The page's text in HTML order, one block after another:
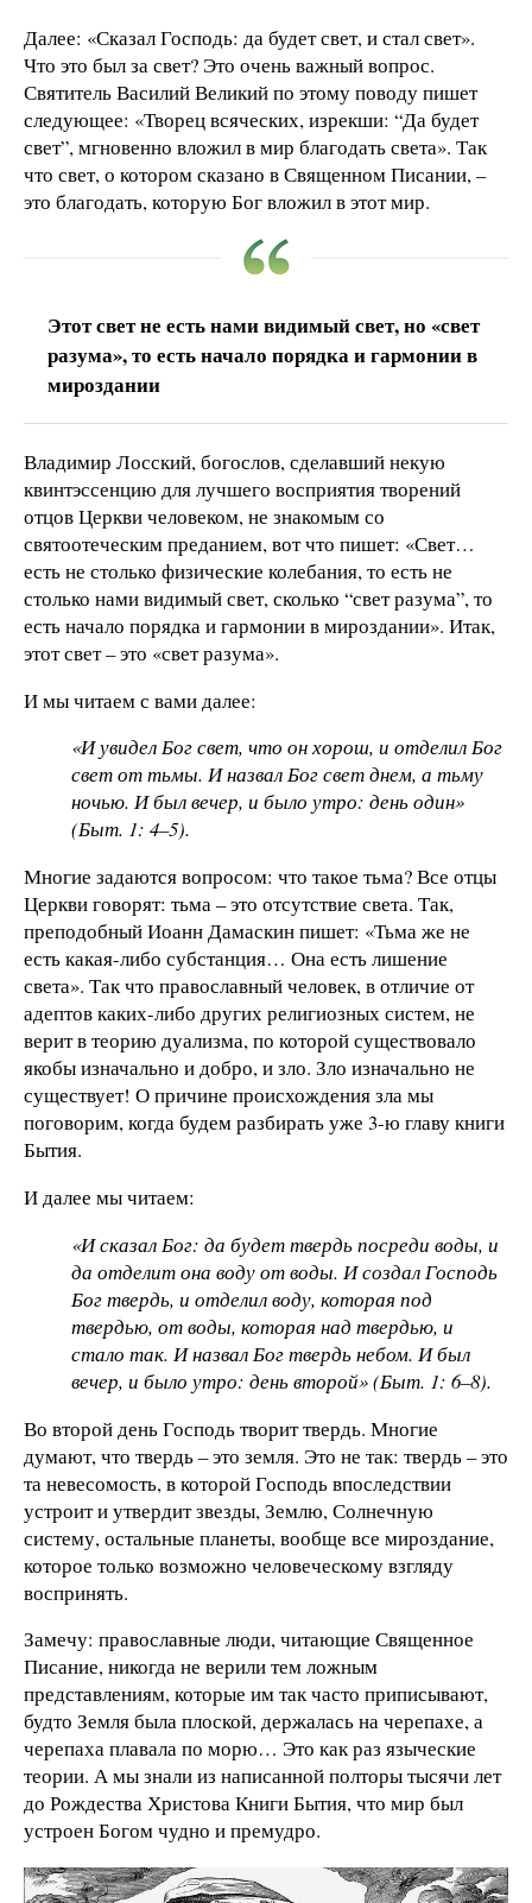
Далее: «Сказал Господь: да будет свет, и стал свет».
Что это был за свет? Это очень важный вопрос.
Святитель Василий Великий по этому поводу пишет
следующее: «Творец всяческих, изрекши: “Да будет
свет”, мгновенно вложил в мир благодать света». Так
что свет, о котором сказано в Священном Писании, –
это благодать, которую Бог вложил в этот мир.
Этот свет не есть нами видимый свет, но «свет
разума», то есть начало порядка и гармонии в
мироздании
Владимир Лосский, богослов, сделавший некую
квинтэссенцию для лучшего восприятия творений
отцов Церкви человеком, не знакомым со
святоотеческим преданием, вот что пишет: «Свет…
есть не столько физические колебания, то есть не
столько нами видимый свет, сколько “свет разума”, то
есть начало порядка и гармонии в мироздании». Итак,
этот свет – это «свет разума».
И мы читаем с вами далее:
«И увидел Бог свет, что он хорош, и отделил Бог
свет от тьмы. И назвал Бог свет днем, а тьму
ночью. И был вечер, и было утро: день один»
(Быт. 1: 4–5).
Многие задаются вопросом: что такое тьма? Все отцы
Церкви говорят: тьма – это отсутствие света. Так,
преподобный Иоанн Дамаскин пишет: «Тьма же не
есть какая-либо субстанция… Она есть лишение
света». Так что православный человек, в отличие от
адептов каких-либо других религиозных систем, не
верит в теорию дуализма, по которой существовало
якобы изначально и добро, и зло. Зло изначально не
существует! О причине происхождения зла мы
поговорим, когда будем разбирать уже 3-ю главу книги
Бытия.
И далее мы читаем:
«И сказал Бог: да будет твердь посреди воды, и
да отделит она воду от воды. И создал Господь
Бог твердь, и отделил воду, которая под
твердью, от воды, которая над твердью, и
стало так. И назвал Бог твердь небом. И был
вечер, и было утро: день второй» (Быт. 1: 6–8).
Во второй день Господь творит твердь. Многие
думают, что твердь – это земля. Это не так: твердь – это
та невесомость, в которой Господь впоследствии
устроит и утвердит звезды, Землю, Солнечную
систему, остальные планеты, вообще все мироздание,
которое только возможно человеческому взгляду
воспринять.
Замечу: православные люди, читающие Священное
Писание, никогда не верили тем ложным
представлениям, которые им так часто приписывают,
будто Земля была плоской, держалась на черепахе, а
черепаха плавала по морю… Это как раз языческие
теории. А мы знали из написанной полторы тысячи лет
до Рождества Христова Книги Бытия, что мир был
устроен Богом чудно и премудро.